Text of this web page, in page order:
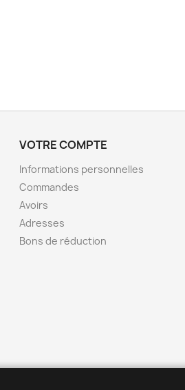
VOTRE COMPTE
Informations personnelles
Commandes
Avoirs
Adresses
Bons de réduction